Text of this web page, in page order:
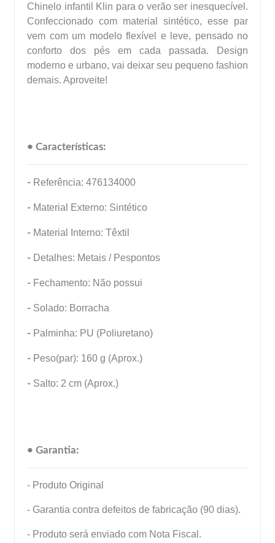
Chinelo infantil Klin para o verão ser inesquecível.
Confeccionado com material sintético, esse par
vem com um modelo flexível e leve, pensado no
conforto dos pés em cada passada. Design
moderno e urbano, vai deixar seu pequeno fashion
demais. Aproveite!
• Características:
- Referência: 476134000
- Material Externo: Sintético
- Material Interno: Têxtil
- Detalhes: Metais / Pespontos
- Fechamento: Não possui
- Solado: Borracha
- Palminha: PU (Poliuretano)
- Peso(par): 160 g (Aprox.)
- Salto: 2 cm (Aprox.)
• Garantia:
- Produto Original
- Garantia contra defeitos de fabricação (90 dias).
- Produto será enviado com Nota Fiscal.